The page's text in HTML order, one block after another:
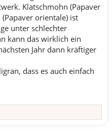
Klatschmohn (Papaver
orientale) ist
unter schlechter
kann das wirklich ein
Jahr dann kräftiger
dass es auch einfach